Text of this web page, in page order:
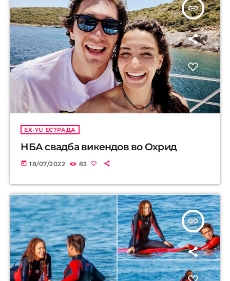
insert_link
EX-YU ЕСТРАДА
НБА свадба викендов во Охрид
today 18/07/2022 83
insert_link